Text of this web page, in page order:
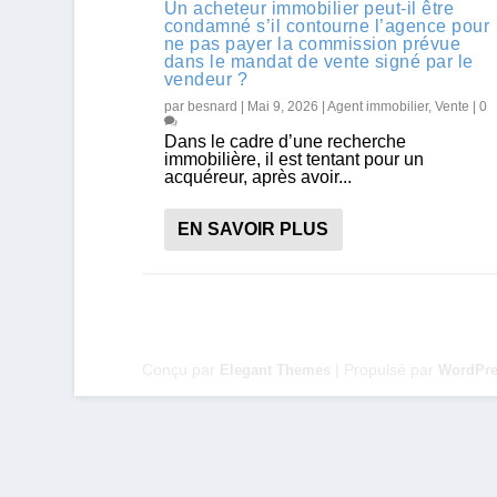
Un acheteur immobilier peut-il être
condamné s’il contourne l’agence pour
ne pas payer la commission prévue
dans le mandat de vente signé par le
vendeur ?
par besnard | Mai 9, 2026 | Agent immobilier, Vente | 0
Dans le cadre d’une recherche
immobilière, il est tentant pour un
acquéreur, après avoir...
EN SAVOIR PLUS